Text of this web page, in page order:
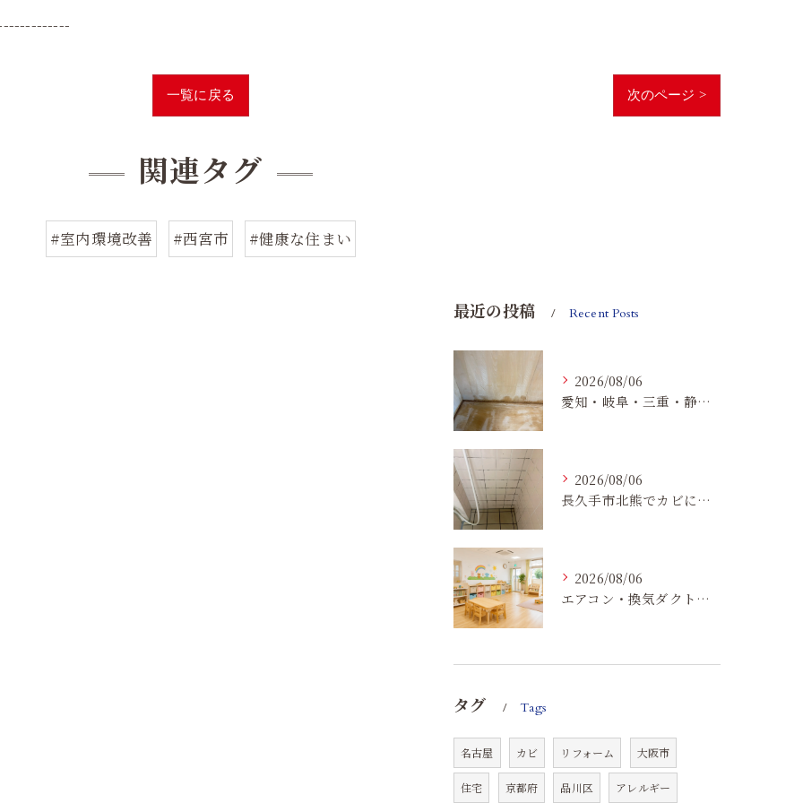
一覧に戻る 次のページ >
関連タグ
#室内環境改善 #西宮市 #健康な住まい
最近の投稿 Recent Posts
2026/08/06
愛知・岐阜・三重・静岡の公営住宅で発生するカビ対策｜原因・健康被害・効果的な予防方法を徹底解説
2026/08/06
長久手市北熊でカビに悩む方へ｜健康被害を防ぐための対策とは
2026/08/06
エアコン・換気ダクトのカビ臭を根本改善する方法
タグ Tags
名古屋 カビ リフォーム 大阪市
住宅 京都府 品川区 アレルギー